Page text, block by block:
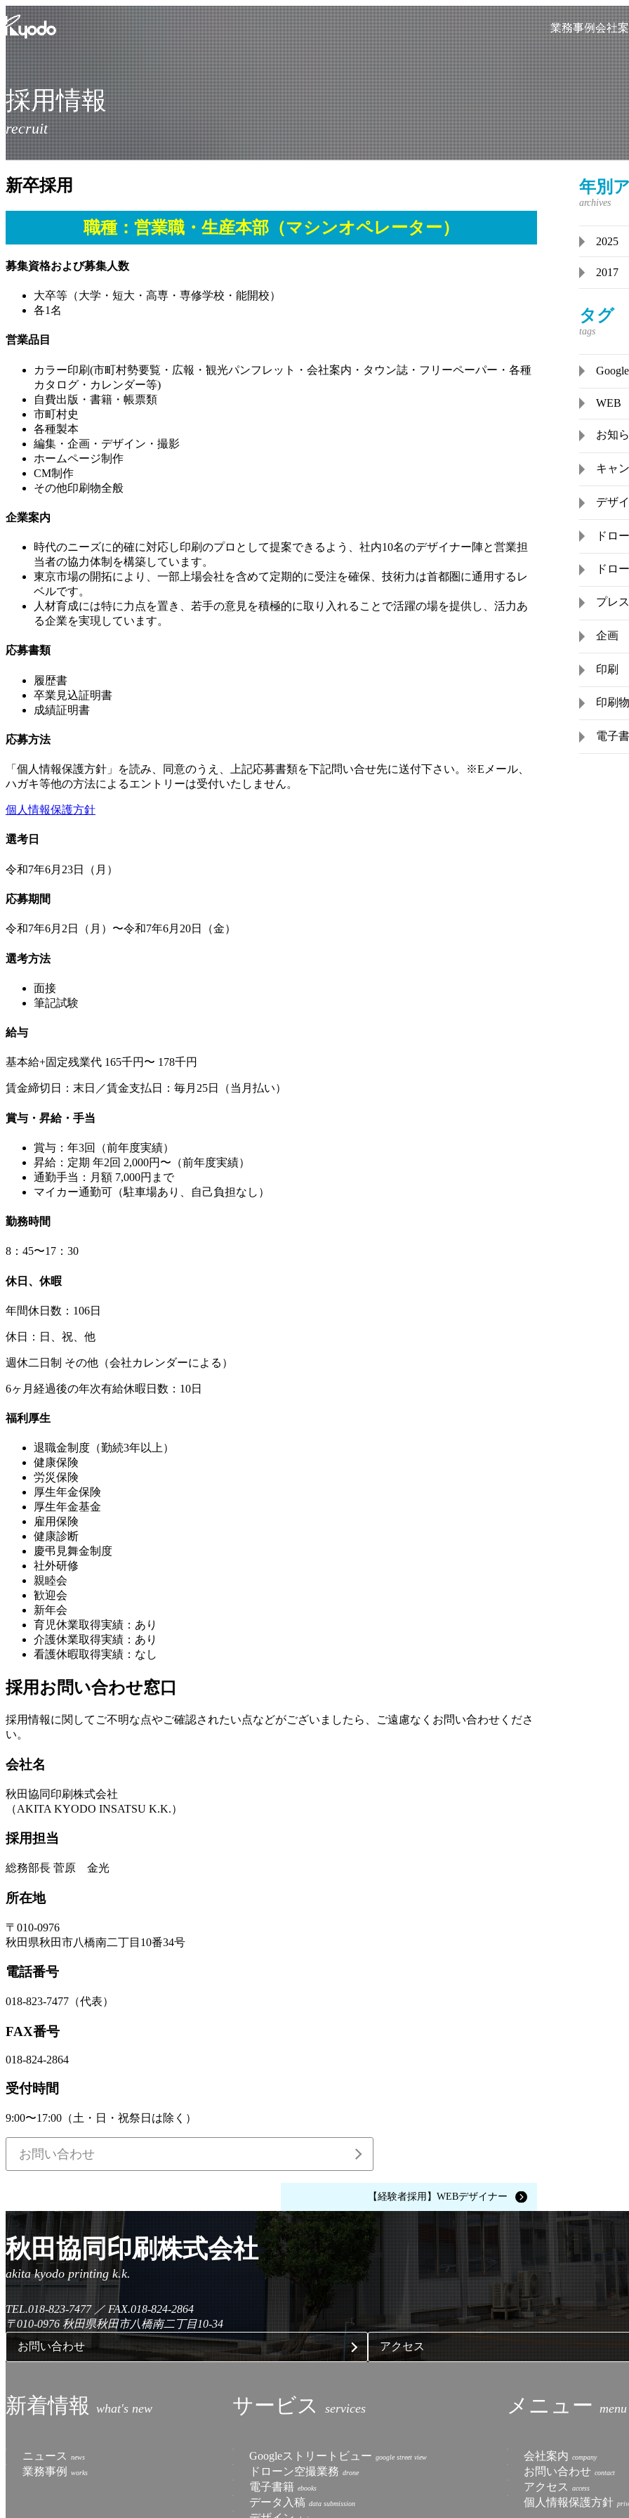
コ
ン
テ
ン
ツ
を
表
示
業務事例会社
採用情報
新卒採用
職種：営業職・生産本部（マシンオペレーター）
募集資格および募集人数
大卒等（大学・短大・高専・専修学校・能開校）
各1名
営業品目
カラー印刷(市町村勢要覧・広報・観光パンフレット・会社案内・タウン誌・フリーペーパー・各種
カタログ・カレンダー等)
自費出版・書籍・帳票類
市町村史
各種製本
編集・企画・デザイン・撮影
ホームページ制作
CM制作
その他印刷物全般
企業案内
時代のニーズに的確に対応し印刷のプロとして提案できるよう、社内10名のデザイナー陣と営業担
当者の協力体制を構築しています。
東京市場の開拓により、一部上場会社を含めて定期的に受注を確保、技術力は首都圏に通用するレ
ベルです。
人材育成には特に力点を置き、若手の意見を積極的に取り入れることで活躍の場を提供し、活力あ
る企業を実現しています。
応募書類
履歴書
卒業見込証明書
成績証明書
応募方法
「個人情報保護方針」を読み、同意のうえ、上記応募書類を下記問い合せ先に送付下さい。※Eメール、
ハガキ等他の方法によるエントリーは受付いたしません。
個人情報保護方針
選考日
令和7年6月23日（月）
応募期間
令和7年6月2日（月）〜令和7年6月20日（金）
選考方法
面接
筆記試験
給与
基本給+固定残業代 165千円〜 178千円
賃金締切日：末日／賃金支払日：毎月25日（当月払い）
賞与・昇給・手当
賞与：年3回（前年度実績）
昇給：定期 年2回 2,000円〜（前年度実績）
通勤手当：月額 7,000円まで
マイカー通勤可（駐車場あり、自己負担なし）
勤務時間
8：45〜17：30
休日、休暇
年間休日数：106日
休日：日、祝、他
週休二日制 その他（会社カレンダーによる）
6ヶ月経過後の年次有給休暇日数：10日
福利厚生
退職金制度（勤続3年以上）
健康保険
労災保険
厚生年金保険
厚生年金基金
雇用保険
健康診断
慶弔見舞金制度
社外研修
親睦会
歓迎会
新年会
育児休業取得実績：あり
介護休業取得実績：あり
看護休暇取得実績：なし
採用お問い合わせ窓口
採用情報に関してご不明な点やご確認されたい点などがございましたら、ご遠慮なくお問い合わせくださ
い。
会社名
秋田協同印刷株式会社
（AKITA KYODO INSATSU K.K.）
採用担当
総務部長 菅原 金光
所在地
〒010-0976
秋田県秋田市八橋南二丁目10番34号
電話番号
018-823-7477（代表）
FAX番号
018-824-2864
受付時間
9:00〜17:00（土・日・祝祭日は除く）
お問い合わせ
【経験者採用】WEBデザイナー
年別
2025
2017
タグ
WEB
お知
キャ
デザ
ドロ
ドロ
プレ
企画
印刷
印刷
電子
秋田協同印刷株式会社
TEL.018-823-7477／FAX.018-824-2864
〒010-0976秋田県秋田市八橋南二丁目10-34
お問い合わせ
アクセス
新着情報
ニュース
業務事例
サービス
Googleストリートビュー
ドローン空撮業務
電子書籍
データ入稿
メニュー
会社案内
お問い合わせ
アクセス
個人情報保護方針